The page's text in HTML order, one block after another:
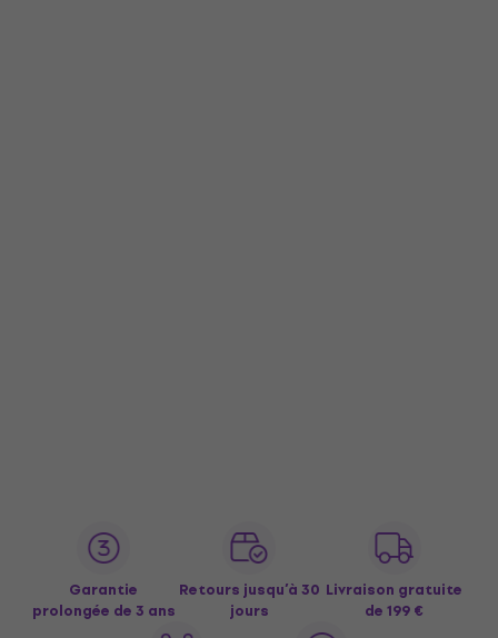
Garantie
prolongée de 3 ans
Retours jusqu’à 30
jours
Livraison gratuite
de 199 €